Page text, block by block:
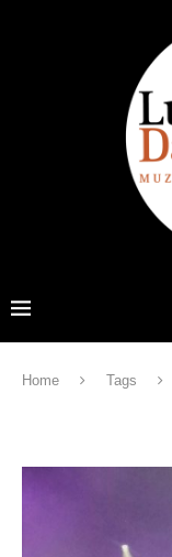
Home Tags